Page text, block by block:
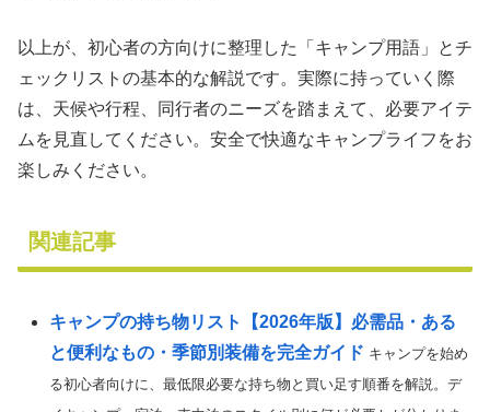
以上が、初心者の方向けに整理した「キャンプ用語」とチ
ェックリストの基本的な解説です。実際に持っていく際
は、天候や行程、同行者のニーズを踏まえて、必要アイテ
ムを見直してください。安全で快適なキャンプライフをお
楽しみください。
関連記事
キャンプの持ち物リスト【2026年版】必需品・ある
と便利なもの・季節別装備を完全ガイド キャンプを始め
る初心者向けに、最低限必要な持ち物と買い足す順番を解説。デ